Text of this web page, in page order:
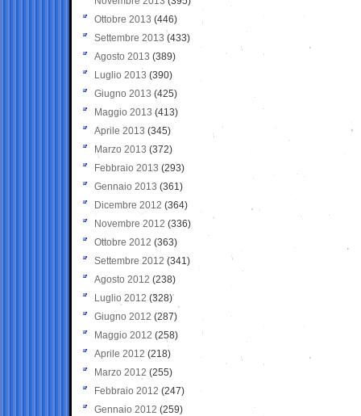
Ottobre 2013 (446)
Settembre 2013 (433)
Agosto 2013 (389)
Luglio 2013 (390)
Giugno 2013 (425)
Maggio 2013 (413)
Aprile 2013 (345)
Marzo 2013 (372)
Febbraio 2013 (293)
Gennaio 2013 (361)
Dicembre 2012 (364)
Novembre 2012 (336)
Ottobre 2012 (363)
Settembre 2012 (341)
Agosto 2012 (238)
Luglio 2012 (328)
Giugno 2012 (287)
Maggio 2012 (258)
Aprile 2012 (218)
Marzo 2012 (255)
Febbraio 2012 (247)
Gennaio 2012 (259)